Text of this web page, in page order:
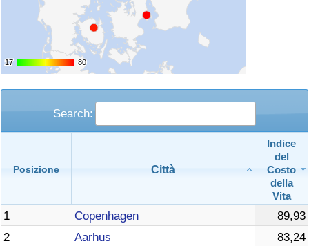
17
17 80
80
Search:
Posizione Città
Indice
del
Costo
della
Vita
1 Copenhagen
89,93
2
Aarhus
83,24